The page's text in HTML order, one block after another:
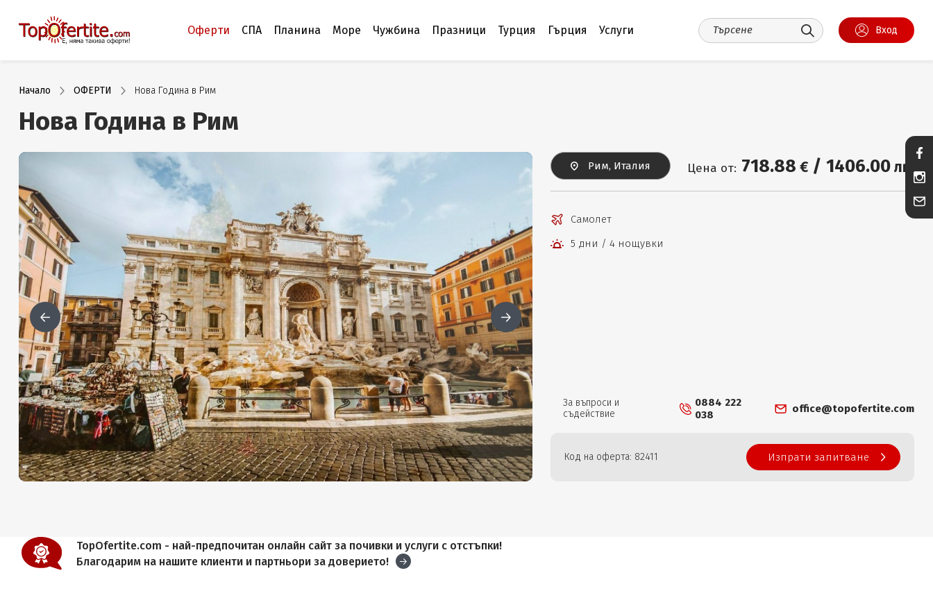
Оферти СПА Планина Море Чужбина Празници Турция Гърция Услуги Вход
Начало ОФЕРТИ Нова Година в Рим
Нова Година в Рим
Рим, Италия Цена от: 718.88 € / 1406.00лв.
Самолет
5 дни / 4 нощувки
За въпроси и
съдействие
0884 222
038
office@topofertite.com
Код на оферта: 82411 Изпрати запитване
TopOfertite.com - най-предпочитан онлайн сайт за почивки и услуги с отстъпки!
Благодарим на нашите клиенти и партньори за доверието!